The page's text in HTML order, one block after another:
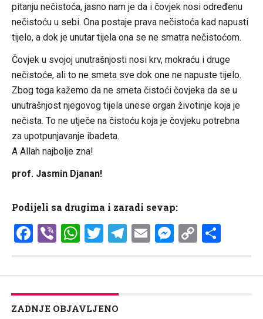
pitanju nečistoća, jasno nam je da i čovjek nosi određenu
nečistoću u sebi. Ona postaje prava nečistoća kad napusti
tijelo, a dok je unutar tijela ona se ne smatra nečistoćom.
Čovjek u svojoj unutrašnjosti nosi krv, mokraću i druge
nečistoće, ali to ne smeta sve dok one ne napuste tijelo.
Zbog toga kažemo da ne smeta čistoći čovjeka da se u
unutrašnjost njegovog tijela unese organ životinje koja je
nečista. To ne utječe na čistoću koja je čovjeku potrebna
za upotpunjavanje ibadeta.
A Allah najbolje zna!
prof. Jasmin Djanan!
Podijeli sa drugima i zaradi sevap:
Facebook
ViberWhatsApp
Twitter
Telegram
EmailCopy
ZADNJE OBJAVLJENO